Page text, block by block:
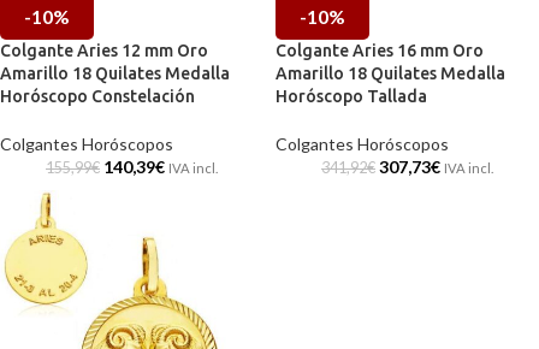
-10%
Colgante Aries 12 mm Oro
Amarillo 18 Quilates Medalla
Horóscopo Constelación
Colgantes Horóscopos
155,99€ 140,39€ IVA incl.
-10%
Colgante Aries 16 mm Oro
Amarillo 18 Quilates Medalla
Horóscopo Tallada
Colgantes Horóscopos
341,92€ 307,73€ IVA incl.